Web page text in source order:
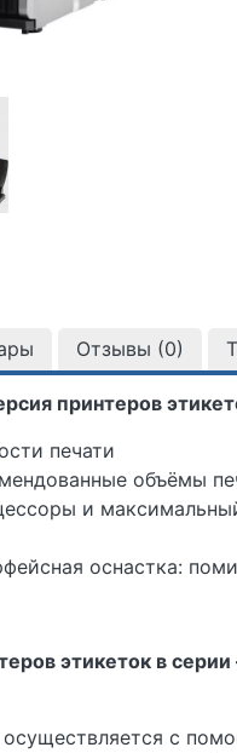
Отзывы (0)
принтеров
печати
объёмы
и
оснастка:
этикеток в
с